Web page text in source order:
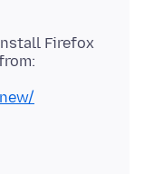
Firefox